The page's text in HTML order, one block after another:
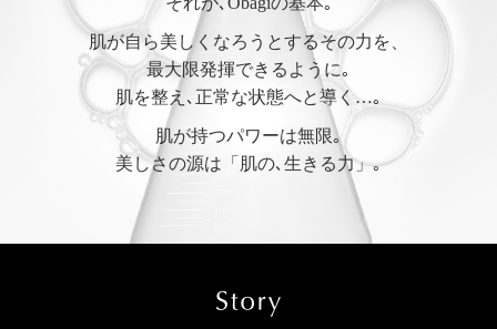
肌が自ら美しくなろうとするその力を、
最大限発揮できるように｡
肌を整え､正常な状態へと導く…｡
肌が持つパワーは無限｡
美しさの源は「肌の､生きる力」｡